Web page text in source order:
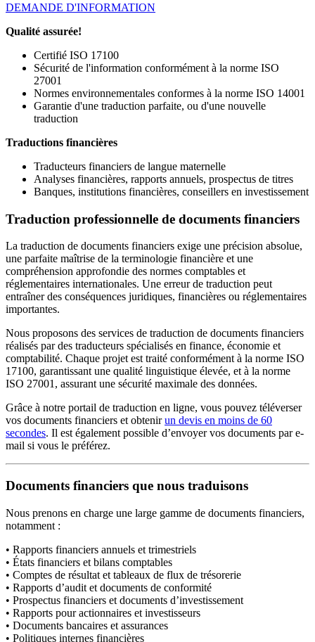
DEMANDE D'INFORMATION
Qualité assurée!
Certifié ISO 17100
Sécurité de l'information conformément à la norme ISO
27001
Normes environnementales conformes à la norme ISO 14001
Garantie d'une traduction parfaite, ou d'une nouvelle
traduction
Traductions financières
Traducteurs financiers de langue maternelle
Analyses financières, rapports annuels, prospectus de titres
Banques, institutions financières, conseillers en investissement
Traduction professionnelle de documents financiers
La traduction de documents financiers exige une précision absolue,
une parfaite maîtrise de la terminologie financière et une
compréhension approfondie des normes comptables et
réglementaires internationales. Une erreur de traduction peut
entraîner des conséquences juridiques, financières ou réglementaires
importantes.
Nous proposons des services de traduction de documents financiers
réalisés par des traducteurs spécialisés en finance, économie et
comptabilité. Chaque projet est traité conformément à la norme ISO
17100, garantissant une qualité linguistique élevée, et à la norme
ISO 27001, assurant une sécurité maximale des données.
Grâce à notre portail de traduction en ligne, vous pouvez téléverser
vos documents financiers et obtenirun devis en moins de 60
secondes. Il est également possible d’envoyer vos documents par e-
mail si vous le préférez.
Documents financiers que nous traduisons
Nous prenons en charge une large gamme de documents financiers,
notamment :
• Rapports financiers annuels et trimestriels
• États financiers et bilans comptables
• Comptes de résultat et tableaux de flux de trésorerie
• Rapports d’audit et documents de conformité
• Prospectus financiers et documents d’investissement
• Rapports pour actionnaires et investisseurs
• Documents bancaires et assurances
• Politiques internes financières